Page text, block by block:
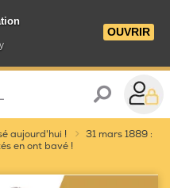
OUVRIR
aujourd'hui !
31 mars 1889 :
en ont bavé !